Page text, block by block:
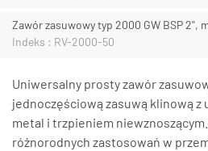
Zawór zasuwowy typ 2000 GW BSP 2",
Indeks : RV-2000-50
Uniwersalny prosty zawór
jednoczęściową zasuwą klinową
metal i trzpieniem
różnorodnych zastosowań w